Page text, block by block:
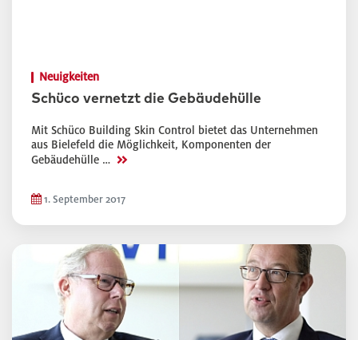
Neuigkeiten
Schüco vernetzt die Gebäudehülle
Mit Schüco Building Skin Control bietet das Unternehmen
aus Bielefeld die Möglichkeit, Komponenten der
Gebäudehülle … >>
1. September 2017